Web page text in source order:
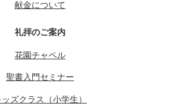
献金について
礼拝のご案内
花園チャペル
聖書入門セミナー
ッズクラス（小学生）